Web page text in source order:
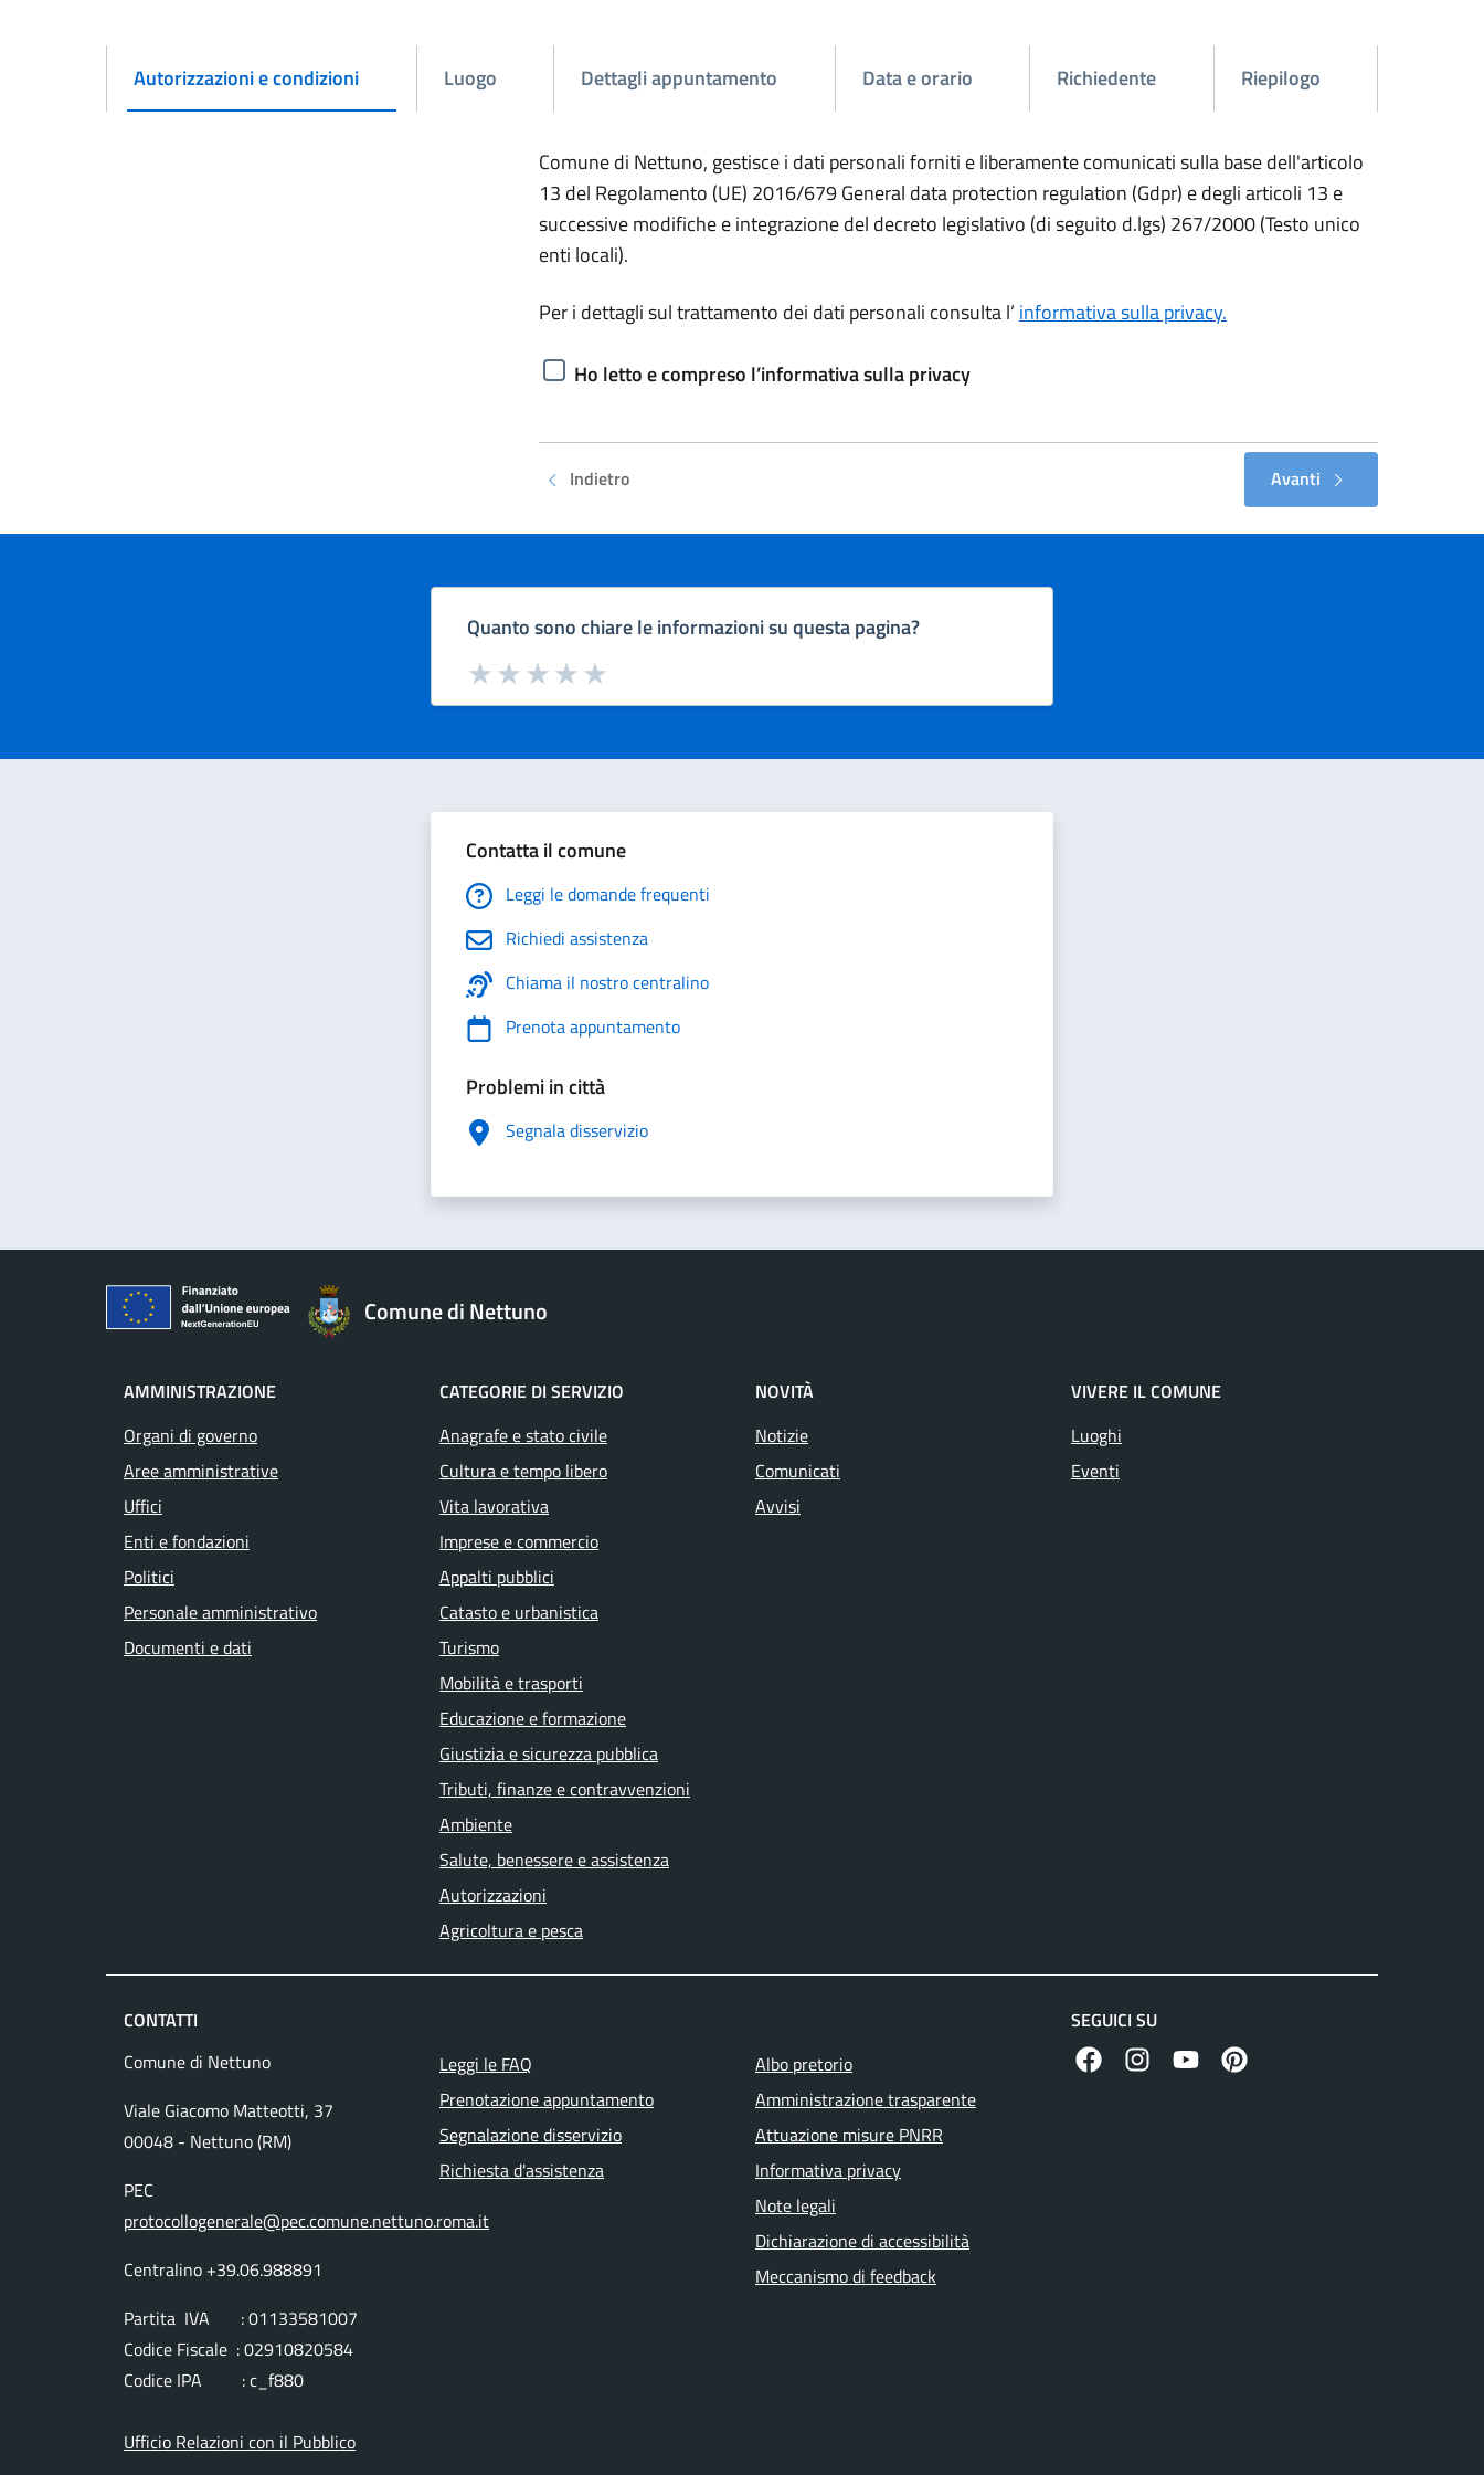
Autorizzazioni e condizioni
Attivo Luogo Dettagli appuntamento Data e orario Richiedente Riepilogo
Comune di Nettuno, gestisce i dati personali forniti e liberamente comunicati sulla base dell'articolo
13 del Regolamento (UE) 2016/679 General data protection regulation (Gdpr) e degli articoli 13 e
successive modifiche e integrazione del decreto legislativo (di seguito d.lgs) 267/2000 (Testo unico
enti locali).
Per i dettagli sul trattamento dei dati personali consulta l’ informativa sulla privacy.
Ho letto e compreso l’informativa sulla privacy
Indietro Avanti
Quanto sono chiare le informazioni su questa pagina?
Valuta da 1 a 5 stelle la pagina
Valuta 5 stelle su 5
Valuta 4 stelle su 5
Valuta 3 stelle su 5
Valuta 2 stelle su 5
Valuta 1 stelle su 5
Contatta il comune
Leggi le domande frequenti
Richiedi assistenza
Chiama il nostro centralino
Prenota appuntamento
Problemi in città
Segnala disservizio
Comune di Nettuno
AMMINISTRAZIONE
Organi di governo
Aree amministrative
Uffici
Enti e fondazioni
Politici
Personale amministrativo
Documenti e dati
CATEGORIE DI SERVIZIO
Anagrafe e stato civile
Cultura e tempo libero
Vita lavorativa
Imprese e commercio
Appalti pubblici
Catasto e urbanistica
Turismo
Mobilità e trasporti
Educazione e formazione
Giustizia e sicurezza pubblica
Tributi, finanze e contravvenzioni
Ambiente
Salute, benessere e assistenza
Autorizzazioni
Agricoltura e pesca
NOVITÀ
Notizie
Comunicati
Avvisi
VIVERE IL COMUNE
Luoghi
Eventi
CONTATTI
Comune di Nettuno
Viale Giacomo Matteotti, 37
00048 - Nettuno (RM)
PEC
protocollogenerale@pec.comune.nettuno.roma.it
Centralino +39.06.988891
Partita IVA : 01133581007
Codice Fiscale : 02910820584
Codice IPA : c_f880
Ufficio Relazioni con il Pubblico
Leggi le FAQ
Prenotazione appuntamento
Segnalazione disservizio
Richiesta d'assistenza
Albo pretorio
Amministrazione trasparente
Attuazione misure PNRR
Informativa privacy
Note legali
Dichiarazione di accessibilità
Meccanismo di feedback
SEGUICI SU
facebook instagramcanale youtube
pinterest